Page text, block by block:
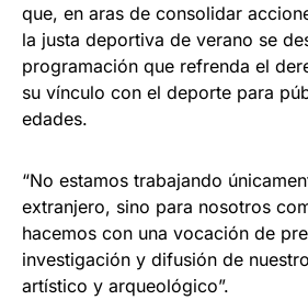
que, en aras de consolidar
la justa deportiva de verano se
programación que refrenda el
su vínculo con el deporte para
edades.
“No estamos trabajando
extranjero, sino para nosotros
hacemos con una vocación de
investigación y difusión de
artístico y arqueológico”.